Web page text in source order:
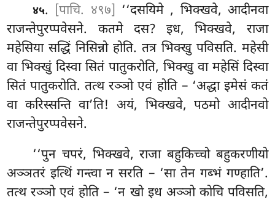
४५. [पाचि. ४९७] ‘‘दसयिमे , भिक्खवे, आदीनवा
राजन्तेपुरप्पवेसने. कतमे दस? इध, भिक्खवे, राजा
महेसिया सद्धिं निसिन्नो होति. तत्र भिक्खु पविसति. महेसी
वा भिक्खुं दिस्वा सितं पातुकरोति, भिक्खु वा महेसिं दिस्वा
सितं पातुकरोति. तत्थ रञ्ञो एवं होति – ‘अद्धा इमेसं कतं
वा करिस्सन्ति वा’ति! अयं, भिक्खवे, पठमो आदीनवो
राजन्तेपुरप्पवेसने.
‘‘पुन चपरं, भिक्खवे, राजा बहुकिच्चो बहुकरणीयो
अञ्ञतरं इत्थिं गन्त्वा न सरति – ‘सा तेन गब्भं गण्हाति’.
तत्थ रञ्ञो एवं होति – ‘न खो इध अञ्ञो कोचि पविसति,